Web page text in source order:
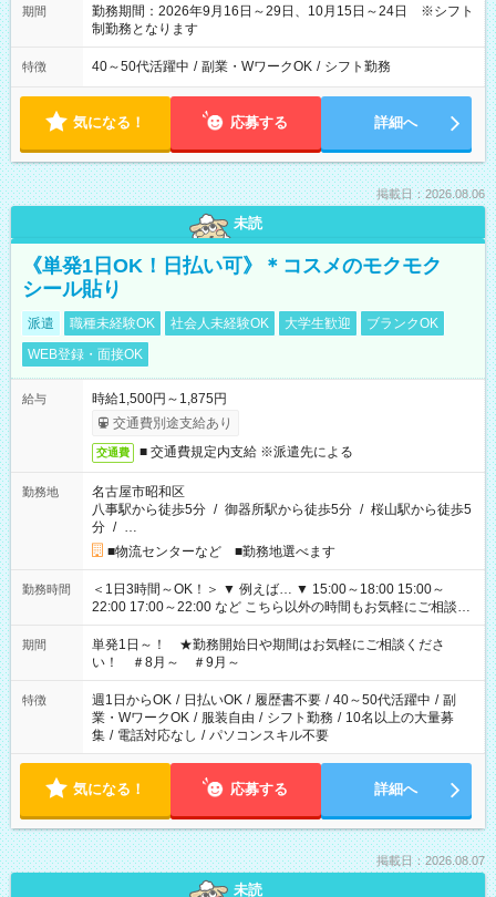
(3)6：45～19：45（休憩1時間） (4)7：
30～20：30（休憩1時間） (5)8：30～18：00（休憩
1時間） (6)9：30～21：30（休憩1時間）
期間
勤務期間：2026年9月16日～29日、10月15日～24日 ※シフト
制勤務となります
特徴 40～50代活躍中 / 副業・WワークOK / シフト勤務
気になる！ 応募する 詳細へ
掲載日：2026.08.06
未読
《単発1日OK！日払い可》＊コスメのモクモク
シール貼り
派遣 職種未経験OK 社会人未経験OK 大学生歓迎
ブランクOK
WEB登録・面接OK
給与
時給1,500円～1,875円
交通費別途支給あり
交通費 ■ 交通費規定内支給 ※派遣先による
勤務地
名古屋市昭和区
八事駅から徒歩5分 / 御器所駅から徒歩5分 / 桜山駅から徒歩5
分 / …
■物流センターなど ■勤務地選べます
勤務時間
＜1日3時間～OK！＞ ▼ 例えば… ▼ 15:00～18:00 15:00～
22:00 17:00～22:00 など こちら以外の時間もお気軽にご相談く
ださい！
期間
単発1日～！ ★勤務開始日や期間はお気軽にご相談くださ
い！ ＃8月～ ＃9月～
特徴 週1日からOK / 日払いOK / 履歴書不要 / 40～50代活躍中 / 副
業・WワークOK / 服装自由 / シフト勤務 / 10名以上の大量募
集 / 電話対応なし / パソコンスキル不要
気になる！ 応募する 詳細へ
掲載日：2026.08.07
未読